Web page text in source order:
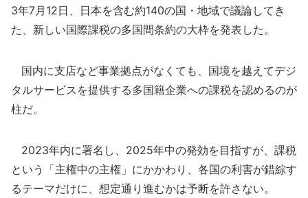
3年7月12日、日本を含む約140の国・地域で議論してき
た、新しい国際課税の多国間条約の大枠を発表した。
国内に支店など事業拠点がなくても、国境を越えてデジ
タルサービスを提供する多国籍企業への課税を認めるのが
柱だ。
2023年内に署名し、2025年中の発効を目指すが、課税
という「主権中の主権」にかかわり、各国の利害が錯綜す
るテーマだけに、想定通り進むかは予断を許さない。